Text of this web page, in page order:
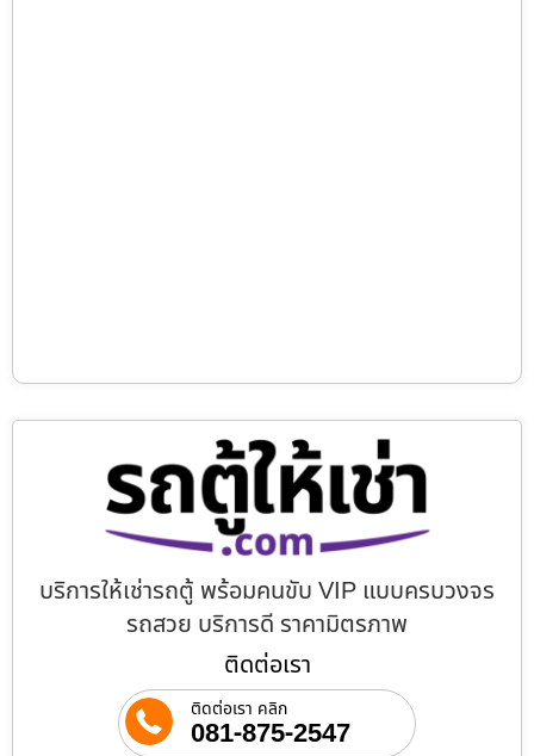
บริการให้เช่ารถตู้ พร้อมคนขับ VIP แบบครบวงจร
รถสวย บริการดี ราคามิตรภาพ
ติดต่อเรา
ติดต่อเรา คลิก
081-875-2547